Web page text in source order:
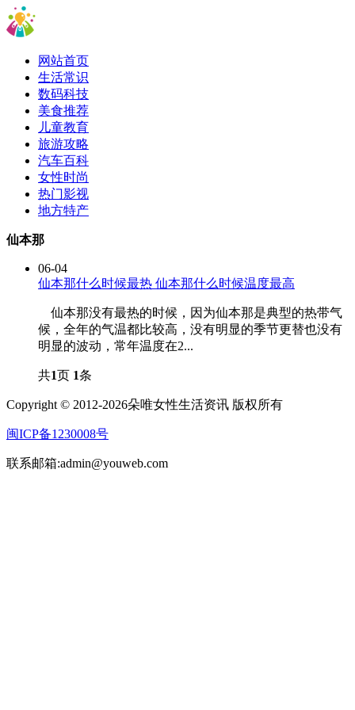
网站首页
生活常识
数码科技
美食推荐
儿童教育
旅游攻略
汽车百科
女性时尚
热门影视
地方特产
仙本那
06-04
仙本那什么时候最热 仙本那什么时候温度最高
仙本那没有最热的时候，因为仙本那是典型的热带气
候，全年的气温都比较高，没有明显的季节更替也没有
明显的波动，常年温度在2...
共1页 1条
Copyright © 2012-2026朵唯女性生活资讯 版权所有
闽ICP备1230008号
联系邮箱:admin@youweb.com